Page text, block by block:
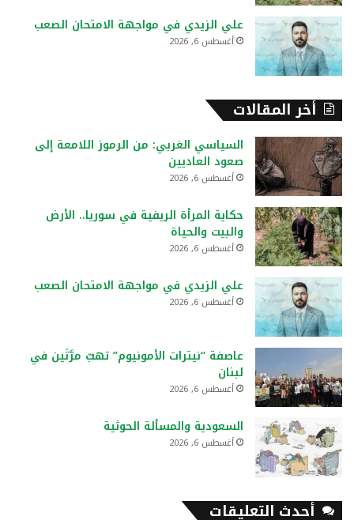
علي الزيدي في مواجهة الامتحان الصعب
أغسطس 6, 2026
أخر المقالات
السياسي الغربي: من الرموز اللامعة إلى
صعود العاديين
أغسطس 6, 2026
حكاية المرأة الريفية في سوريا.. الأرض
والبيت والحياة
أغسطس 6, 2026
علي الزيدي في مواجهة الامتحان الصعب
أغسطس 6, 2026
عاصفة “نيترات الأمونيوم” تهبّ مرَّتَين في
لبنان
أغسطس 6, 2026
السعودية والمسألة الحوثية
أغسطس 6, 2026
أحدث التعليقات